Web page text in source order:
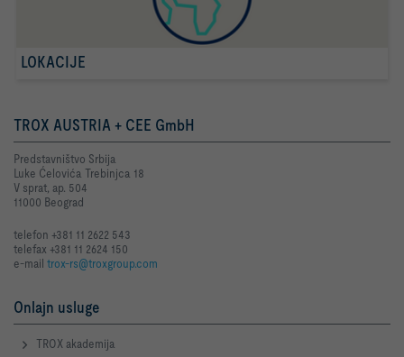
LOKACIJE
TROX AUSTRIA + CEE GmbH
Predstavništvo Srbija
Luke Ćelovića Trebinjca 18
V sprat, ap. 504
11000 Beograd
telefon +381 11 2622 543
telefax +381 11 2624 150
e-mail trox-rs@troxgroup.com
Onlajn usluge
TROX akademija